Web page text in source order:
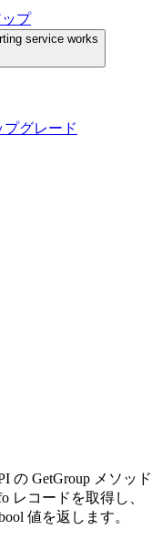
プ
service works
プグレード
の GetGroup メソッド
レコードを取得し、
値を返します。